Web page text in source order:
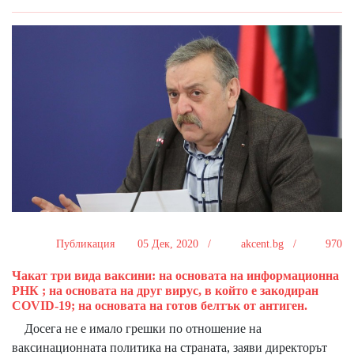
Публикация 05 Дек, 2020 / akcent.bg / 970
Чакат три вида ваксини: на основата на информационна
РНК ; на основата на друг вирус, в който е закодиран
COVID-19; на основата на готов белтък от антиген.
Досега не е имало грешки по отношение на
ваксинационната политика на страната, заяви директорът